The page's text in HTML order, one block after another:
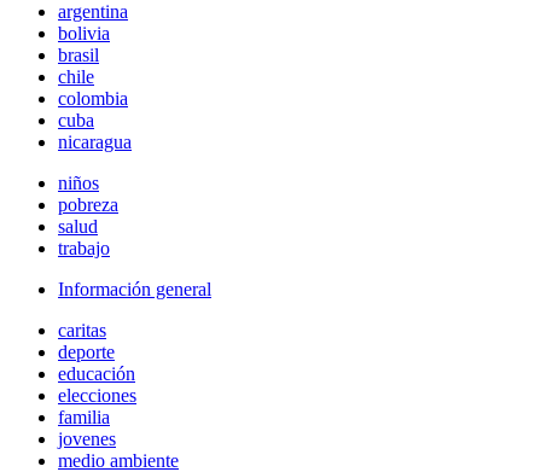
argentina
bolivia
brasil
chile
colombia
cuba
nicaragua
niños
pobreza
salud
trabajo
Información general
caritas
deporte
educación
elecciones
familia
jovenes
medio ambiente